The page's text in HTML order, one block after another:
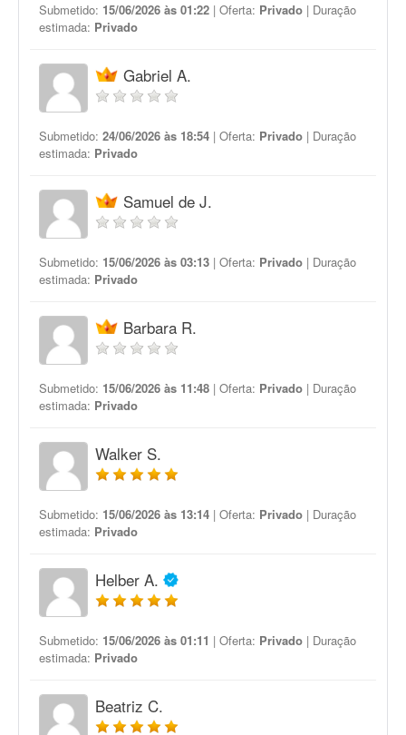
Submetido: 15/06/2026 às 01:22 | Oferta: Privado | Duração
estimada: Privado
Gabriel A.
Submetido: 24/06/2026 às 18:54 | Oferta: Privado | Duração
estimada: Privado
Samuel de J.
Submetido: 15/06/2026 às 03:13 | Oferta: Privado | Duração
estimada: Privado
Barbara R.
Submetido: 15/06/2026 às 11:48 | Oferta: Privado | Duração
estimada: Privado
Walker S.
Submetido: 15/06/2026 às 13:14 | Oferta: Privado | Duração
estimada: Privado
Helber A.
Submetido: 15/06/2026 às 01:11 | Oferta: Privado | Duração
estimada: Privado
Beatriz C.